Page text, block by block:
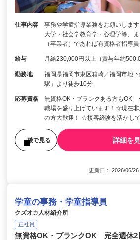
仕事内容
事務や学童指導業務をお願いしま
大学・社会学教育学・心理学等、
（卒業者）であれば有資格者指導
給与 月給230,000円以上（賞与年約
勤務地
福岡県福岡市東区箱崎／福岡市地
駅」より徒歩10分
応募資格
無資格OK・ブランクある方もOK
職場を盛り上げています！☆現在非
の方大歓迎！ ☆接客経験を活かし
後で見る 詳細を
更新日： 2026/06/
学童の事務・学童指導員
クズオカ人材紹介所
正社員
無資格OK・ブランクOK 完全週休2